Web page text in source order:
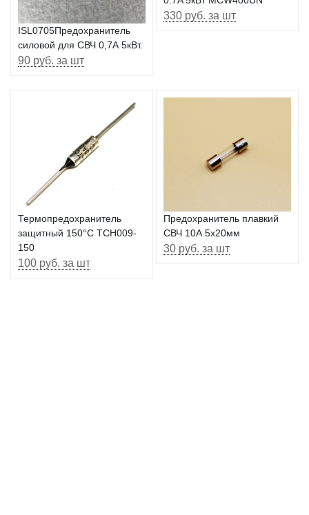
ISL0705Предохранитель
силовой для СВЧ 0,7А 5кВт.
90 руб. за шт
330 руб. за шт
Термопредохранитель
защитный 150°C TCH009-
150
100 руб. за шт
Предохранитель плавкий
СВЧ 10А 5х20мм
30 руб. за шт